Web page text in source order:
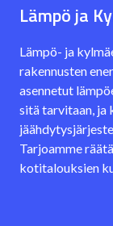
Lämpö ja
Lämpö- ja
rakennusten
asennetut
sitä tarvitaan, ja
Tarjoamme
kotitalouksien